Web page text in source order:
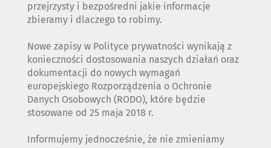
przejrzysty i bezpośredni jakie informacje
zbieramy i dlaczego to robimy.
Nowe zapisy w Polityce prywatności wynikają z
konieczności dostosowania naszych działań oraz
dokumentacji do nowych wymagań
europejskiego Rozporządzenia o Ochronie
Danych Osobowych (RODO), które będzie
stosowane od 25 maja 2018 r.
Informujemy jednocześnie, że nie zmieniamy